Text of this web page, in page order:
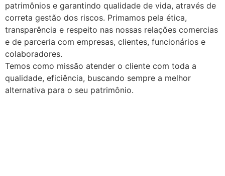
patrimônios e garantindo qualidade de vida, através de
correta gestão dos riscos. Primamos pela ética,
transparência e respeito nas nossas relações comercias
e de parceria com empresas, clientes, funcionários e
colaboradores.
Temos como missão atender o cliente com toda a
qualidade, eficiência, buscando sempre a melhor
alternativa para o seu patrimônio.